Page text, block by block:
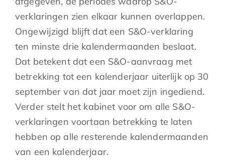
verklaringen zien elkaar kunnen overlappen.
Ongewijzigd blijft dat een S&O-verklaring
ten minste drie kalendermaanden beslaat.
Dat betekent dat een S&O-aanvraag met
betrekking tot een kalenderjaar uiterlijk op 30
september van dat jaar moet zijn ingediend.
Verder stelt het kabinet voor om alle S&O-
verklaringen voortaan betrekking te laten
hebben op alle resterende kalendermaanden
van een kalenderjaar.